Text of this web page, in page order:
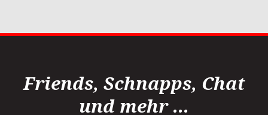
Friends, Schnapps, Chat
und mehr ...